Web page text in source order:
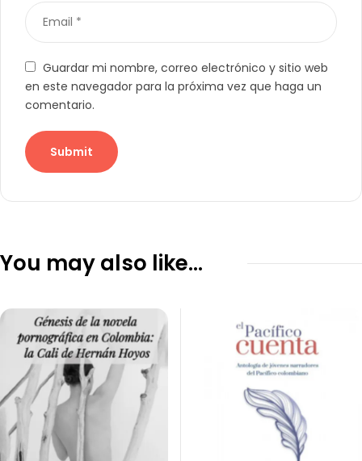
Guardar mi nombre, correo electrónico y sitio web
en este navegador para la próxima vez que haga un
comentario.
You may also like…